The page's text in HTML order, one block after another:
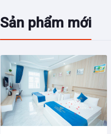
Sản phẩm mới